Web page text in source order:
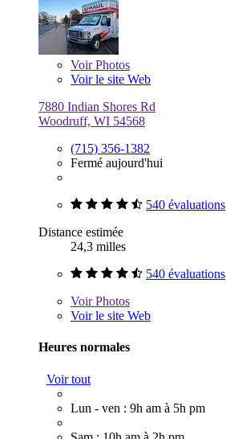
VoirPhotos
Voir le site Web
7880 Indian Shores Rd
Woodruff, WI 54568
(715) 356-1382
Fermé aujourd'hui
540 évaluations
Distance estimée
24,3 milles
540 évaluations
VoirPhotos
Voir le site Web
Heures normales
Voir tout
Lun - ven : 9h am à 5h pm